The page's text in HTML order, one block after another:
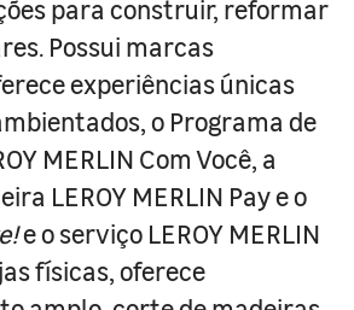
para construir, reformar
Possui marcas
experiências únicas
o Programa de
MERLIN Com Você, a
LEROY MERLIN Pay e o
e o serviço LEROY MERLIN
físicas, oferece